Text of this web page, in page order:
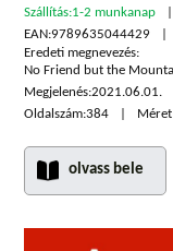
Szállítás:1-2 munkanap
EAN:9789635044429
Eredeti megnevezés:
No Friend but the
Megjelenés:2021.06.01.
Oldalszám:384
olvass bele